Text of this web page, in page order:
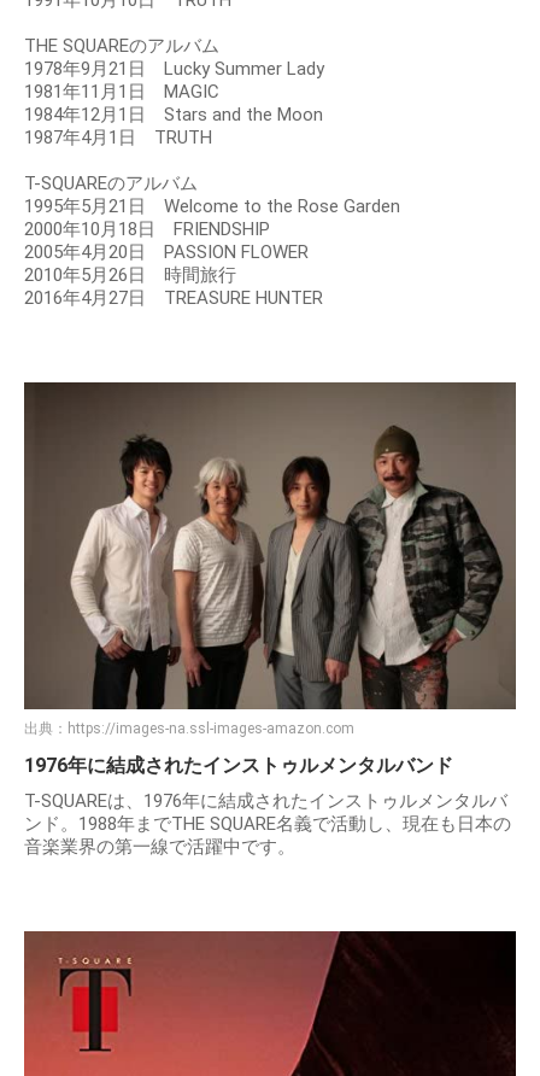
THE SQUAREのアルバム
1978年9月21日 Lucky Summer Lady
1981年11月1日 MAGIC
1984年12月1日 Stars and the Moon
1987年4月1日 TRUTH
T-SQUAREのアルバム
1995年5月21日 Welcome to the Rose Garden
2000年10月18日 FRIENDSHIP
2005年4月20日 PASSION FLOWER
2010年5月26日 時間旅行
2016年4月27日 TREASURE HUNTER
出典： https://images-na.ssl-images-amazon.com
1976年に結成されたインストゥルメンタルバンド
T-SQUAREは、1976年に結成されたインストゥルメンタルバ
ンド。1988年までTHE SQUARE名義で活動し、現在も日本の
音楽業界の第一線で活躍中です。